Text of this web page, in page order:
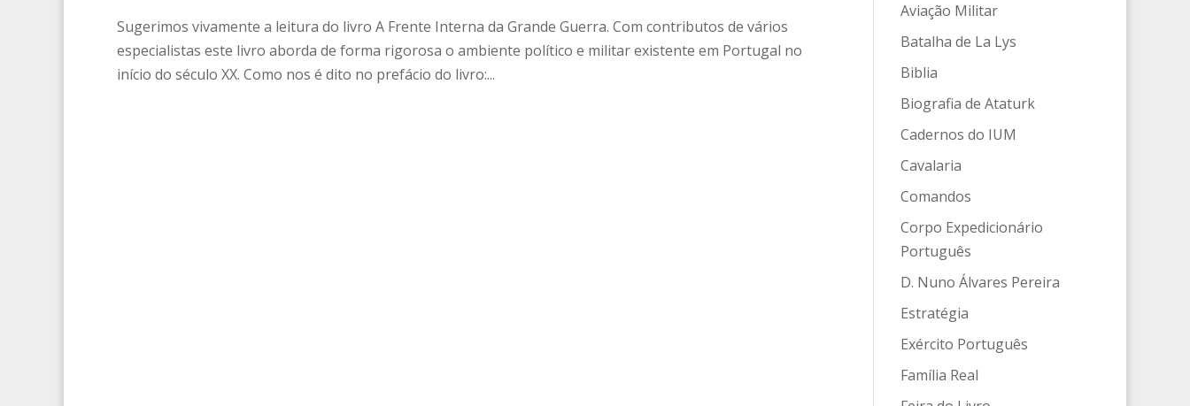
Sugerimos vivamente a leitura do livro A Frente Interna da Grande Guerra. Com contributos de vários
especialistas este livro aborda de forma rigorosa o ambiente político e militar existente em Portugal no
início do século XX. Como nos é dito no prefácio do livro:...
Aviação Militar
Batalha de La Lys
Biblia
Biografia de Ataturk
Cadernos do IUM
Cavalaria
Comandos
Corpo Expedicionário
Português
D. Nuno Álvares Pereira
Estratégia
Exército Português
Família Real